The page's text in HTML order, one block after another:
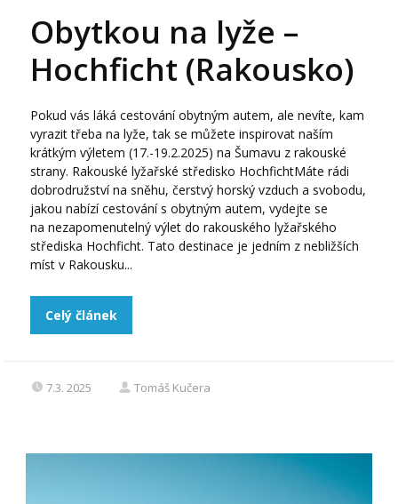
Obytkou na lyže –
Hochficht (Rakousko)
Pokud vás láká cestování obytným autem, ale nevíte, kam
vyrazit třeba na lyže, tak se můžete inspirovat naším
krátkým výletem (17.-19.2.2025) na Šumavu z rakouské
strany. Rakouské lyžařské středisko HochfichtMáte rádi
dobrodružství na sněhu, čerstvý horský vzduch a svobodu,
jakou nabízí cestování s obytným autem, vydejte se
na nezapomenutelný výlet do rakouského lyžařského
střediska Hochficht. Tato destinace je jedním z nebližších
míst v Rakousku...
Celý článek
7.3. 2025 Tomáš Kučera